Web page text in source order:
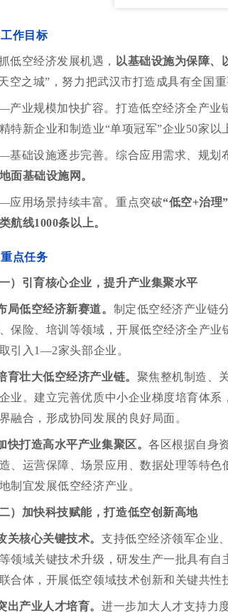
工作目标
低空经济发展机遇， 以基础设施为保障、
空之城”，努力把武汉市打造成具有全国
业规模加快扩容。打造低空经济全产业
特新企业和制造业“单项冠军”企业50家以
础设施逐步完善。综合应用需求、规划
面基础设施网。
用场景持续丰富。重点突破“低空+治理
航线1000条以上。
重点任务
一）引育核心企业，提升产业集聚水平
局低空经济新赛道。 制定低空经济产业链
保险、培训等领域，开展低空经济全产
引入1—2家头部企业。
育壮大低空经济产业链。 聚焦整机制造、
业。建立完善优质中小企业梯度培育体
融合，形成协同发展的良好局面。
快打造高水平产业集聚区。各区根据自身
、运营保障、场景应用、数据处理等特
制宜发展低空经济产业。
二）加快科技赋能，打造低空创新高地
关核心关键技术。 支持低空经济领军企业
领域关键技术升级，研发生产一批具有
合体，开展低空领域技术创新和关键共
出产业人才培育。 进一步加大人才支持力